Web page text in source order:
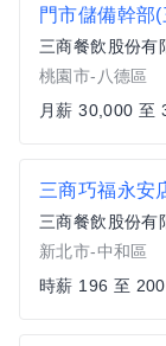
門市儲備幹部
三商餐飲股份有
桃園市-八德區
月薪 30,000 至
三商巧福永安
三商餐飲股份有
新北市-中和區
時薪 196 至